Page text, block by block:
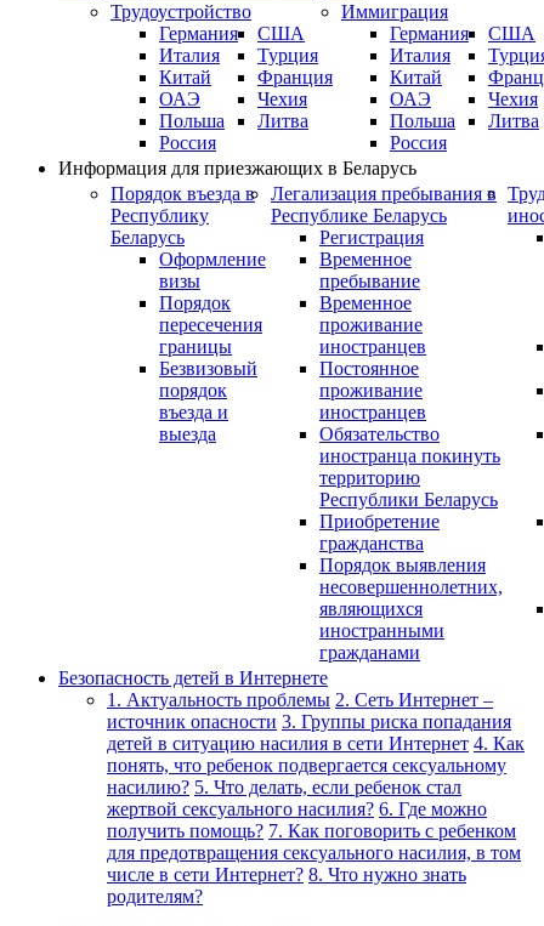
Трудоустройство
Германия
Италия
Китай
ОАЭ
Польша
Россия
США
Турция
Франция
Чехия
Литва
Иммиграция
Германия
Италия
Китай
ОАЭ
Польша
Россия
США
Чехия
Литва
Информация для приезжающих в Беларусь
Порядок въезда в
Республику
Беларусь
Оформление
визы
Порядок
пересечения
границы
Безвизовый
порядок
въезда и
выезда
Легализация пребывания в
Республике Беларусь
Регистрация
Временное
пребывание
Временное
проживание
иностранцев
Постоянное
проживание
иностранцев
Обязательство
иностранца покинуть
территорию
Республики Беларусь
Приобретение
гражданства
Порядок выявления
несовершеннолетних,
являющихся
иностранными
гражданами
Безопасность детей в Интернете
1. Актуальность проблемы 2. Сеть Интернет –
источник опасности 3. Группы риска попадания
детей в ситуацию насилия в сети Интернет 4. Как
понять, что ребенок подвергается сексуальному
насилию? 5. Что делать, если ребенок стал
жертвой сексуального насилия? 6. Где можно
получить помощь? 7. Как поговорить с ребенком
для предотвращения сексуального насилия, в том
числе в сети Интернет? 8. Что нужно знать
родителям?